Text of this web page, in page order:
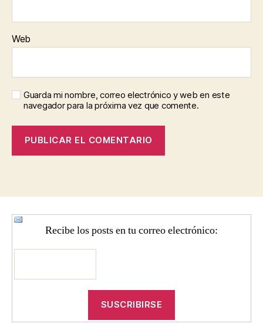
Web
Guarda mi nombre, correo electrónico y web en este
navegador para la próxima vez que comente.
Recibe los posts en tu correo electrónico: